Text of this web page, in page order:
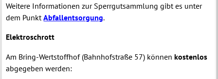
Weitere Informationen zur Sperrgutsammlung gibt es unter
dem PunktAbfallentsorgung.
Elektroschrott
Am Bring-Wertstoffhof (Bahnhofstraße 57) könnenkostenlos
abgegeben werden: